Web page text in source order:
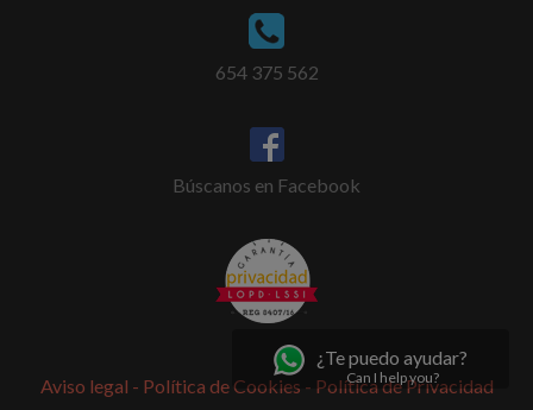
¿Te puedo ayudar?
Can I help you?
654 375 562
Búscanos en Facebook
Aviso legal - Política de Cookies - Política de Privacidad